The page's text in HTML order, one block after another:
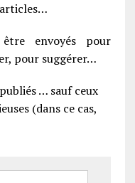
envoyés pour
pour suggérer…
… sauf ceux
(dans ce cas,